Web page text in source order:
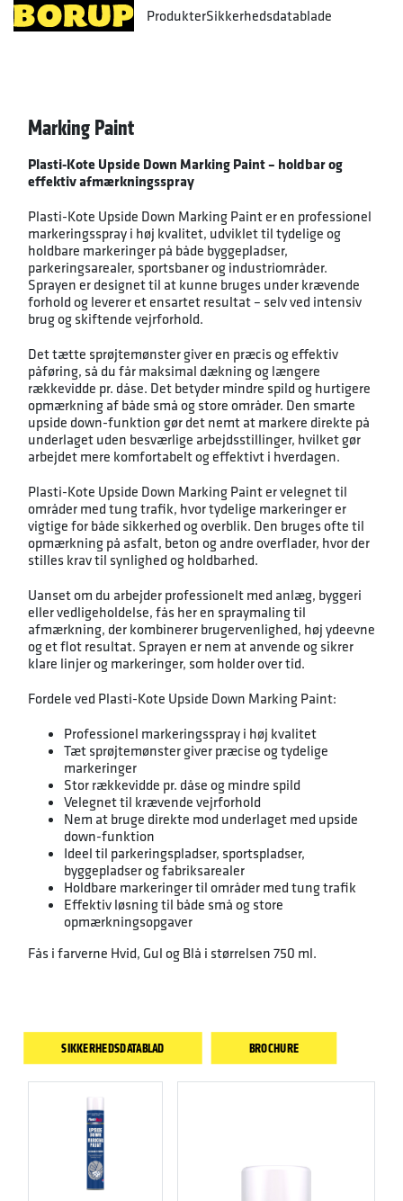
ProdukterSikkerhedsdatablade
Marking Paint
Plasti-Kote Upside Down Marking Paint – holdbar og
effektiv afmærkningsspray
Plasti-Kote Upside Down Marking Paint er en professionel
markeringsspray i høj kvalitet, udviklet til tydelige og
holdbare markeringer på både byggepladser,
parkeringsarealer, sportsbaner og industriområder.
Sprayen er designet til at kunne bruges under krævende
forhold og leverer et ensartet resultat – selv ved intensiv
brug og skiftende vejrforhold.
Det tætte sprøjtemønster giver en præcis og effektiv
påføring, så du får maksimal dækning og længere
rækkevidde pr. dåse. Det betyder mindre spild og hurtigere
opmærkning af både små og store områder. Den smarte
upside down-funktion gør det nemt at markere direkte på
underlaget uden besværlige arbejdsstillinger, hvilket gør
arbejdet mere komfortabelt og effektivt i hverdagen.
Plasti-Kote Upside Down Marking Paint er velegnet til
områder med tung trafik, hvor tydelige markeringer er
vigtige for både sikkerhed og overblik. Den bruges ofte til
opmærkning på asfalt, beton og andre overflader, hvor der
stilles krav til synlighed og holdbarhed.
Uanset om du arbejder professionelt med anlæg, byggeri
eller vedligeholdelse, fås her en spraymaling til
afmærkning, der kombinerer brugervenlighed, høj ydeevne
og et flot resultat. Sprayen er nem at anvende og sikrer
klare linjer og markeringer, som holder over tid.
Fordele ved Plasti-Kote Upside Down Marking Paint:
Professionel markeringsspray i høj kvalitet
Tæt sprøjtemønster giver præcise og tydelige
markeringer
Stor rækkevidde pr. dåse og mindre spild
Velegnet til krævende vejrforhold
Nem at bruge direkte mod underlaget med upside
down-funktion
Ideel til parkeringspladser, sportspladser,
byggepladser og fabriksarealer
Holdbare markeringer til områder med tung trafik
Effektiv løsning til både små og store
opmærkningsopgaver
Fås i farverne Hvid, Gul og Blå i størrelsen 750 ml.
SIKKERHEDSDATABLAD BROCHURE